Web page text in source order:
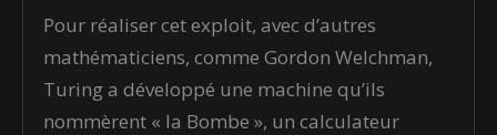
Pour réaliser cet exploit, avec d’autres
mathématiciens, comme Gordon Welchman,
Turing a développé une machine qu’ils
nommèrent « la Bombe », un calculateur